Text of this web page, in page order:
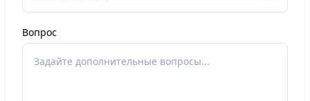
Вопрос